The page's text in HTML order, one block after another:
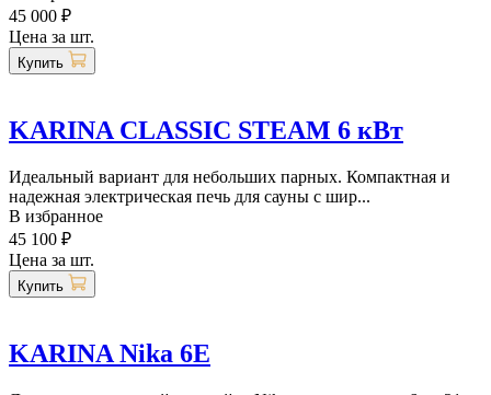
45 000 ₽
Цена за шт.
Купить
KARINA CLASSIC STEAM 6 кВт
Идеальный вариант для небольших парных. Компактная и
надежная электрическая печь для сауны с шир...
В избранное
45 100 ₽
Цена за шт.
Купить
KARINA Nika 6E